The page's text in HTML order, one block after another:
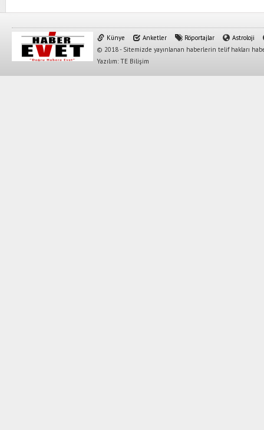
Künye Anketler Röportajlar
Astroloji
© 2018 - Sitemizde yayınlanan haberlerin telif hakları
Yazılım: TE Bilişim